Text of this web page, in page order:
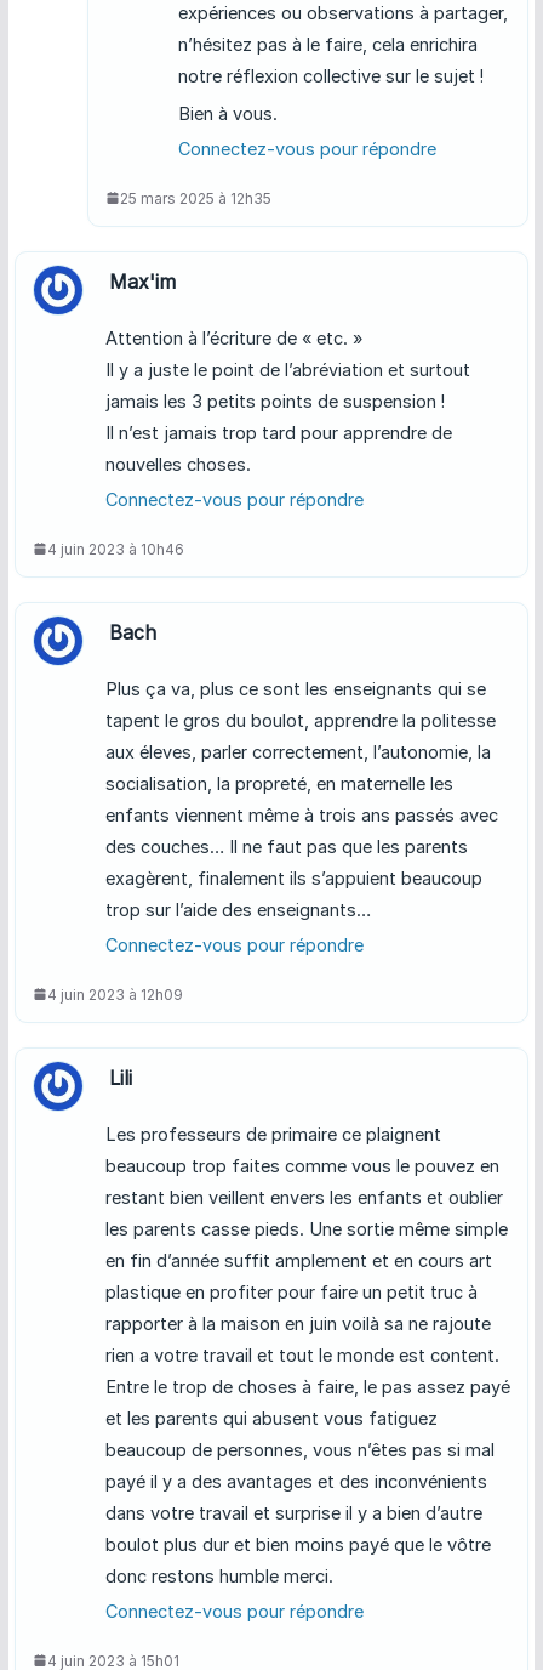
expériences ou observations à partager,
n’hésitez pas à le faire, cela enrichira
notre réflexion collective sur le sujet !
Bien à vous.
Connectez-vous pour répondre
25 mars 2025 à 12h35
Max'im
Attention à l’écriture de « etc. »
Il y a juste le point de l’abréviation et surtout
jamais les 3 petits points de suspension !
Il n’est jamais trop tard pour apprendre de
nouvelles choses.
Connectez-vous pour répondre
4 juin 2023 à 10h46
Bach
Plus ça va, plus ce sont les enseignants qui se
tapent le gros du boulot, apprendre la politesse
aux éleves, parler correctement, l’autonomie, la
socialisation, la propreté, en maternelle les
enfants viennent même à trois ans passés avec
des couches… Il ne faut pas que les parents
exagèrent, finalement ils s’appuient beaucoup
trop sur l’aide des enseignants…
Connectez-vous pour répondre
4 juin 2023 à 12h09
Lili
Les professeurs de primaire ce plaignent
beaucoup trop faites comme vous le pouvez en
restant bien veillent envers les enfants et oublier
les parents casse pieds. Une sortie même simple
en fin d’année suffit amplement et en cours art
plastique en profiter pour faire un petit truc à
rapporter à la maison en juin voilà sa ne rajoute
rien a votre travail et tout le monde est content.
Entre le trop de choses à faire, le pas assez payé
et les parents qui abusent vous fatiguez
beaucoup de personnes, vous n’êtes pas si mal
payé il y a des avantages et des inconvénients
dans votre travail et surprise il y a bien d’autre
boulot plus dur et bien moins payé que le vôtre
donc restons humble merci.
Connectez-vous pour répondre
4 juin 2023 à 15h01